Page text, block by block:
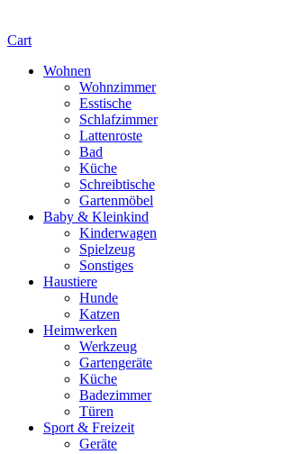
Cart
Wohnen
Wohnzimmer
Esstische
Schlafzimmer
Lattenroste
Bad
Küche
Schreibtische
Gartenmöbel
Baby & Kleinkind
Kinderwagen
Spielzeug
Sonstiges
Haustiere
Hunde
Katzen
Heimwerken
Werkzeug
Gartengeräte
Küche
Badezimmer
Türen
Sport & Freizeit
Geräte